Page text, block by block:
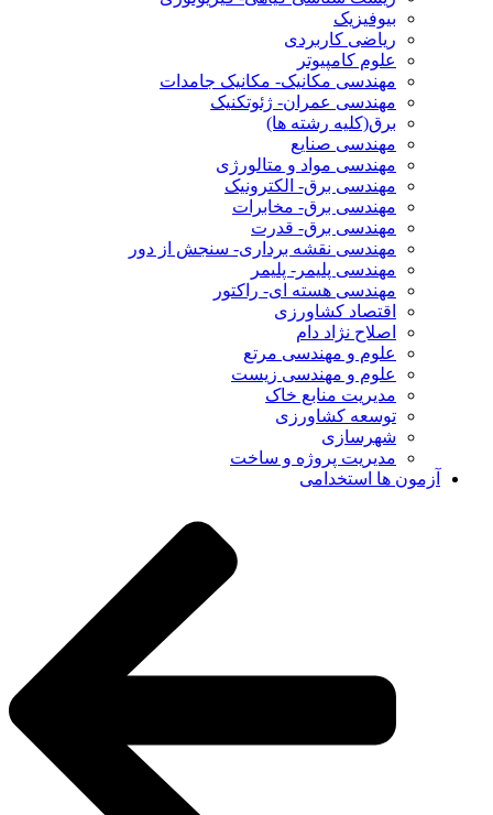
بیوفیزیک
ریاضی کاربردی
علوم کامپیوتر
مهندسی مکانیک- مکانیک جامدات
مهندسی عمران- ژئوتکنیک
برق(کلیه رشته ها)
مهندسی صنایع
مهندسی مواد و متالورژی
مهندسی برق- الکترونیک
مهندسی برق- مخابرات
مهندسی برق- قدرت
مهندسی نقشه برداری- سنجش از دور
مهندسی پلیمر- پلیمر
مهندسی هسته ای- راکتور
اقتصاد کشاورزی
اصلاح نژاد دام
علوم و مهندسی مرتع
علوم و مهندسی زیست
مدیریت منابع خاک
توسعه کشاورزی
شهرسازی
مدیریت پروژه و ساخت
آزمون ها استخدامی